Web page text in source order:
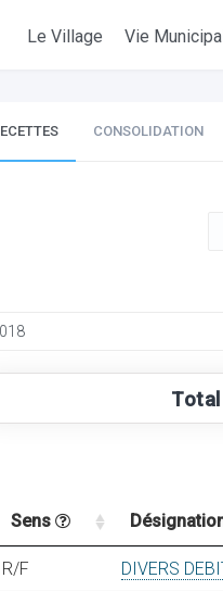
Le Village Vie
CONSOLIDATION
Sens
R/F DIVERS